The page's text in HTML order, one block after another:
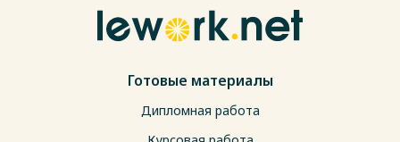
Готовые материалы
Дипломная работа